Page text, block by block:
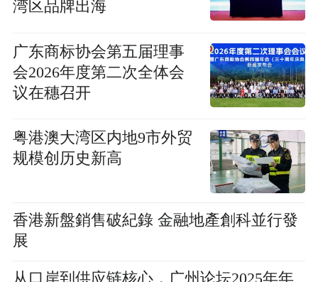
湾区品牌出海
广东商标协会第五届理事
会2026年度第二次全体会
议在穗召开
粤港澳大湾区内地9市外贸
规模创历史新高
香港新盤銷售破紀錄 金融地產創科並行發
展
从口岸到供应链核心，广州论坛2025年年